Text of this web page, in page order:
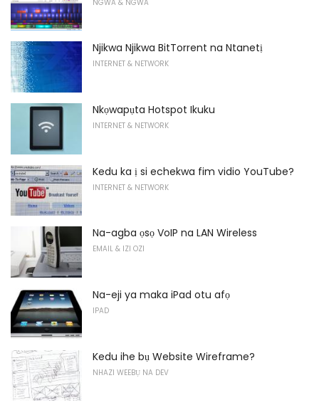
NGWA & NGWA
Njikwa Njikwa BitTorrent na Ntanetị
INTERNET & NETWORK
Nkọwapụta Hotspot Ikuku
INTERNET & NETWORK
Kedu ka ị si echekwa fim vidio YouTube?
INTERNET & NETWORK
Na-agba ọsọ VoIP na LAN Wireless
EMAIL & IZI OZI
Na-eji ya maka iPad otu afọ
IPAD
Kedu ihe bụ Website Wireframe?
NHAZI WEEBỤ NA DEV